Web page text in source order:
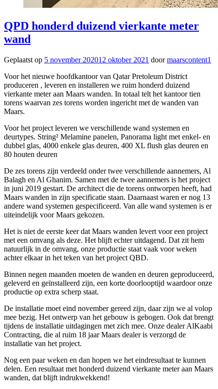
QPD honderd duizend vierkante meter
wand
Geplaatst op 5 november 202012 oktober 2021 doormaarscontent1
Voor het nieuwe hoofdkantoor van Qatar Pretoleum District
produceren , leveren en installeren we ruim honderd duizend
vierkante meter aan Maars wanden. In totaal telt het kantoor tien
torens waarvan zes torens worden ingericht met de wanden van
Maars.
Voor het project leveren we verschillende wand systemen en
deurtypes. String² Melamine panelen, Panorama light met enkel- en
dubbel glas, 4000 enkele glas deuren, 400 XL flush glas deuren en
80 houten deuren
De zes torens zijn verdeeld onder twee verschillende aannemers, Al
Balagh en Al Ghanim. Samen met de twee aannemers is het project
in juni 2019 gestart. De architect die de torens ontworpen heeft, had
Maars wanden in zijn specificatie staan. Daarnaast waren er nog 13
andere wand systemen gespecificeerd. Van alle wand systemen is er
uiteindelijk voor Maars gekozen.
Het is niet de eerste keer dat Maars wanden levert voor een project
met een omvang als deze. Het blijft echter uitdagend. Dat zit hem
natuurlijk in de omvang, onze productie staat vaak voor weken
achter elkaar in het teken van het project QBD.
Binnen negen maanden moeten de wanden en deuren geproduceerd,
geleverd en geïnstalleerd zijn, een korte doorlooptijd waardoor onze
productie op extra scherp staat.
De installatie moet eind november gereed zijn, daar zijn we al volop
mee bezig. Het ontwerp van het gebouw is gebogen. Ook dat brengt
tijdens de installatie uitdagingen met zich mee. Onze dealer AlKaabi
Contracting, die al ruim 18 jaar Maars dealer is verzorgd de
installatie van het project.
Nog een paar weken en dan hopen we het eindresultaat te kunnen
delen. Een resultaat met honderd duizend vierkante meter aan Maars
wanden, dat blijft indrukwekkend!